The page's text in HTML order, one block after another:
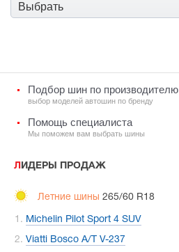
Выбрать
Подбор шин по производителю
выбор моделей автошин по бренду
Помощь специалиста
Мы поможем вам выбрать шины
ЛИДЕРЫ ПРОДАЖ
Летние шины 265/60 R18
Michelin Pilot Sport 4 SUV
Viatti Bosco A/T V-237